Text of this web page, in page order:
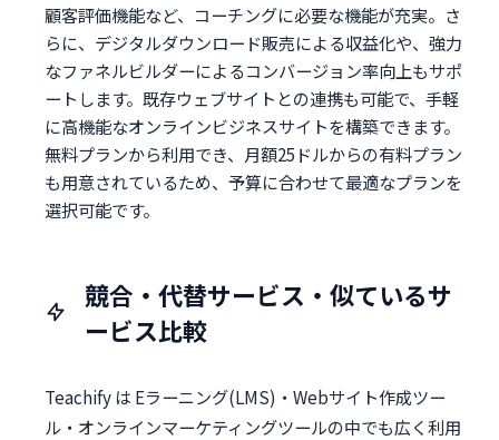
顧客評価機能など、コーチングに必要な機能が充実。さ
らに、デジタルダウンロード販売による収益化や、強力
なファネルビルダーによるコンバージョン率向上もサポ
ートします。既存ウェブサイトとの連携も可能で、手軽
に高機能なオンラインビジネスサイトを構築できます。
無料プランから利用でき、月額25ドルからの有料プラン
も用意されているため、予算に合わせて最適なプランを
選択可能です。
競合・代替サービス・似ているサ
ービス比較
Teachify は Eラーニング(LMS)・Webサイト作成ツー
ル・オンラインマーケティングツールの中でも広く利用